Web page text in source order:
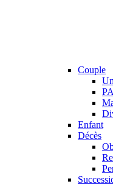
Couple
Enfant
Décès